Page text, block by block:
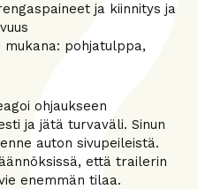
ja kiinnitys ja
pohjatulppa,
ohjaukseen
ja jätä turvaväli. Sinun
auton sivupeileistä.
että trailerin
enemmän tilaa.